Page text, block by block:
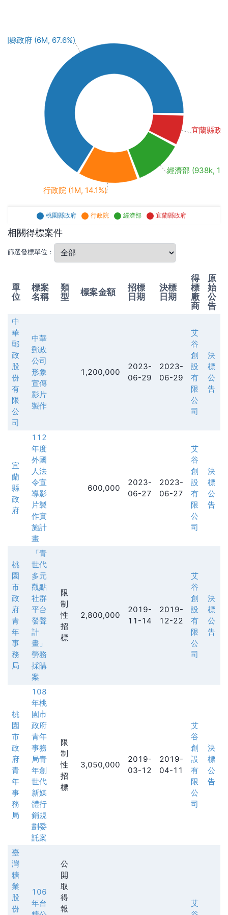
縣政府 (6M, 67.6%)
行政院 (1M, 14.1%)
經濟部 (938k,
宜蘭縣政
桃園縣政府 行政院 經濟部 宜蘭縣政府
相關得標案件
篩選發標單位：
單
位
標案
名稱
類
型
標案金額
招標
日期
決標
日期
得
標
廠
商
原
始
公
告
中
華
郵
政
股
份
有
限
公
司
中華
郵政
公司
形象
宣傳
影片
製作
1,200,000
2023-
06-29
2023-
06-29
艾
谷
創
設
有
限
公
司
決
標
公
告
宜
蘭
縣
政
府
112
年度
外國
人法
令宣
導影
片製
作實
施計
畫
600,000
2023-
06-27
2023-
06-27
艾
谷
創
設
有
限
公
司
決
標
公
告
桃
園
市
政
府
青
年
事
務
局
「青
世代
多元
觀點
社群
平台
發聲
計
畫」
勞務
採購
案
限
制
性
招
標
2,800,000
2019-
11-14
2019-
12-22
艾
谷
創
設
有
限
公
司
決
標
公
告
桃
園
市
政
府
青
年
事
務
局
108
年桃
園市
政府
青年
事務
局青
年創
世代
新媒
體行
銷規
劃委
託案
限
制
性
招
標
3,050,000
2019-
03-12
2019-
04-11
艾
谷
創
設
有
限
公
司
決
標
公
告
臺
灣
糖
業
股
份
106
年台
公
開
取
得
報
艾